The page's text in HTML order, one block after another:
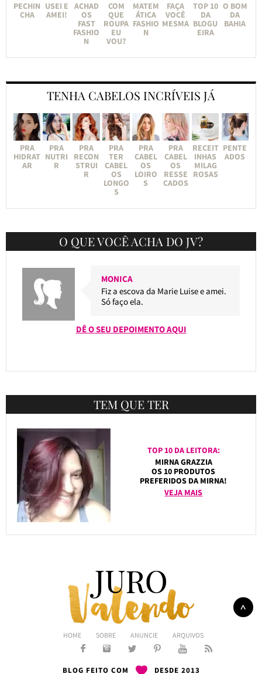
PECHIN
CHA
USEI E
AMEI!
ACHAD
OS
FAST
FASHIO
N
COM
QUE
ROUPA
EU
VOU?
MATEM
ÁTICA
FASHIO
N
FAÇA
VOCÊ
MESMA
TOP 10
DA
BLOGU
EIRA
O BOM
DA
BAHIA
TENHA CABELOS INCRÍVEIS JÁ
PRA
HIDRAT
AR
PRA
NUTRI
R
PRA
RECON
STRUI
R
PRA
TER
CABEL
OS
LONGO
S
PRA
CABEL
OS
LOIRO
S
PRA
CABEL
OS
RESSE
CADOS
RECEIT
INHAS
MILAG
ROSAS
PENTE
ADOS
O QUE VOCÊ ACHA DO JV?
MONICA
Fiz a escova da Marie Luise e amei.
Só faço ela.
DÊ O SEU DEPOIMENTO AQUI
TEM QUE TER
TOP 10 DA LEITORA:
MIRNA GRAZZIA
OS 10 PRODUTOS
PREFERIDOS DA MIRNA!
VEJA MAIS
HOME SOBRE ANUNCIE ARQUIVOS
BLOG FEITO COM DESDE 2013